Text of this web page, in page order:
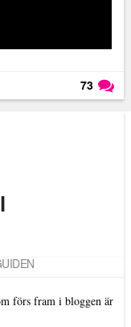
73
förs fram i bloggen är